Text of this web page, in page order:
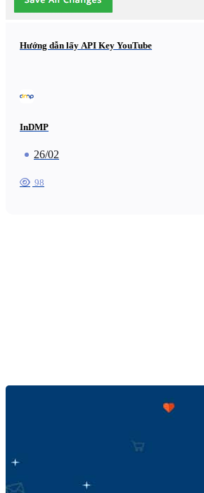
Hướng dẫn lấy API Key YouTube
InDMP
26/02
98